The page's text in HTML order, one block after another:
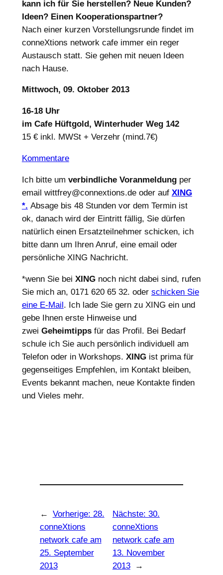
kann ich für Sie herstellen? Neue Kunden?
Ideen? Einen Kooperationspartner?
Nach einer kurzen Vorstellungsrunde findet im
conneXtions network cafe immer ein reger
Austausch statt. Sie gehen mit neuen Ideen
nach Hause.
Mittwoch, 09. Oktober 2013
16-18 Uhr
im Cafe Hüftgold, Winterhuder Weg 142
15 € inkl. MWSt + Verzehr (mind.7€)
Kommentare
Ich bitte um verbindliche Voranmeldungper
email wittfrey@connextions.de oder auf XING
*. Absage bis 48 Stunden vor dem Termin ist
ok, danach wird der Eintritt fällig, Sie dürfen
natürlich einen Ersatzteilnehmer schicken, ich
bitte dann um Ihren Anruf, eine email oder
persönliche XING Nachricht.
*wenn Sie bei XINGnoch nicht dabei sind, rufen
Sie mich an, 0171 620 65 32. oder schicken Sie
eine E-Mail. Ich lade Sie gern zu XING ein und
gebe Ihnen erste Hinweise und
zwei Geheimtippsfür das Profil. Bei Bedarf
schule ich Sie auch persönlich individuell am
Telefon oder in Workshops. XINGist prima für
gegenseitiges Empfehlen, im Kontakt bleiben,
Events bekannt machen, neue Kontakte finden
und Vieles mehr.
← Vorherige: 28.
conneXtions
network cafe am
25. September
2013
Nächste: 30.
conneXtions
network cafe am
13. November
2013
→